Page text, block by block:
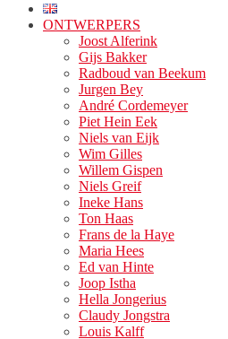
ONTWERPERS
Joost Alferink
Gijs Bakker
Radboud van Beekum
Jurgen Bey
André Cordemeyer
Piet Hein Eek
Niels van Eijk
Wim Gilles
Willem Gispen
Niels Greif
Ineke Hans
Ton Haas
Frans de la Haye
Maria Hees
Ed van Hinte
Joop Istha
Hella Jongerius
Claudy Jongstra
Louis Kalff